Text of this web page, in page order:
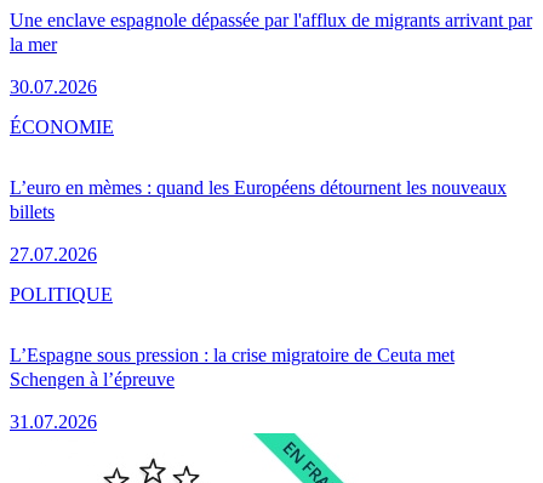
Une enclave espagnole dépassée par l'afflux de migrants arrivant par
la mer
30.07.2026
L’euro en mèmes : quand les Européens détournent les nouveaux
billets
27.07.2026
ÉCONOMIE
L’Espagne sous pression : la crise migratoire de Ceuta met
Schengen à l’épreuve
31.07.2026
POLITIQUE